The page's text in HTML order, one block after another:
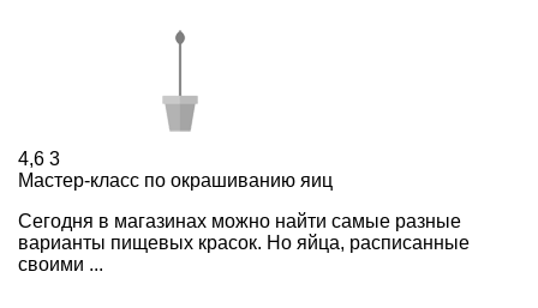
4,6 3
Мастер-класс по окрашиванию яиц
Сегодня в магазинах можно найти самые разные
варианты пищевых красок. Но яйца, расписанные
своими ...